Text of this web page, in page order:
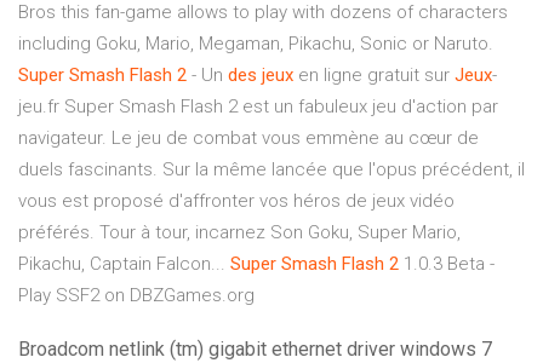
Bros this fan-game allows to play with dozens of characters
including Goku, Mario, Megaman, Pikachu, Sonic or Naruto.
Super Smash Flash 2 - Un des jeux en ligne gratuit sur Jeux-
jeu.fr Super Smash Flash 2 est un fabuleux jeu d'action par
navigateur. Le jeu de combat vous emmène au cœur de
duels fascinants. Sur la même lancée que l'opus précédent, il
vous est proposé d'affronter vos héros de jeux vidéo
préférés. Tour à tour, incarnez Son Goku, Super Mario,
Pikachu, Captain Falcon... Super Smash Flash 2 1.0.3 Beta -
Play SSF2 on DBZGames.org
Broadcom netlink (tm) gigabit ethernet driver windows 7